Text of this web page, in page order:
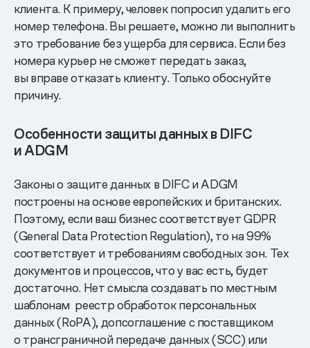
клиента. К примеру, человек попросил удалить его
номер телефона. Вы решаете, можно ли выполнить
это требование без ущерба для сервиса. Если без
номера курьер не сможет передать заказ,
вы вправе отказать клиенту. Только обоснуйте
причину.
Особенности защиты данных в DIFC
и ADGM
Законы о защите данных в DIFC и ADGM
построены на основе европейских и британских.
Поэтому, если ваш бизнес соответствует GDPR
(General Data Protection Regulation), то на 99%
соответствует и требованиям свободных зон. Тех
документов и процессов, что у вас есть, будет
достаточно. Нет смысла создавать по местным
шаблонам реестр обработок персональных
данных (RoPA), допсоглашение с поставщиком
о трансграничной передаче данных (SCC) или